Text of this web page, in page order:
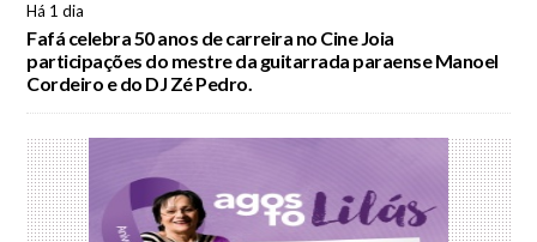
Há 1 dia
Fafá celebra 50 anos de carreira no Cine Joia
participações do mestre da guitarrada paraense Manoel
Cordeiro e do DJ Zé Pedro.